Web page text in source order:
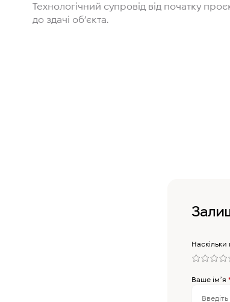
Технологічний супровід від початку
до здачі об’єкта.
Ваше імʼя